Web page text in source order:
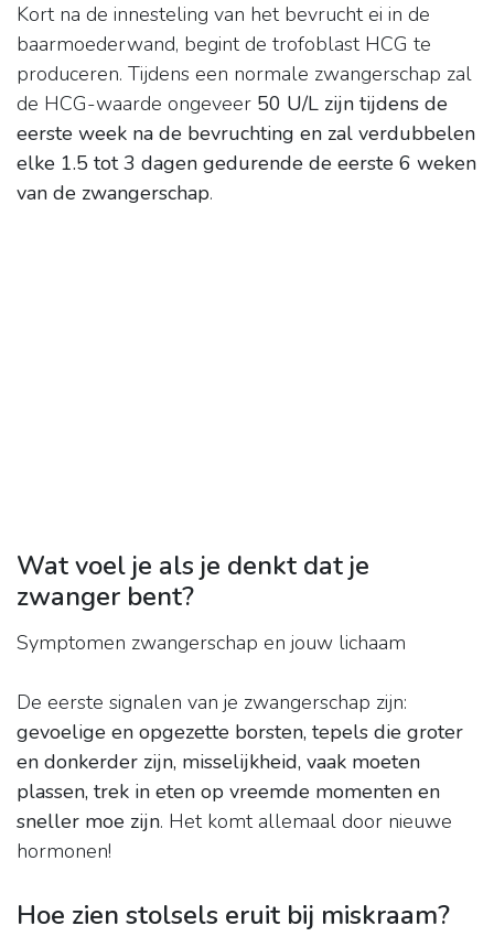
Kort na de innesteling van het bevrucht ei in de
baarmoederwand, begint de trofoblast HCG te
produceren. Tijdens een normale zwangerschap zal
de HCG-waarde ongeveer 50 U/L zijn tijdens de
eerste week na de bevruchting en zal verdubbelen
elke 1.5 tot 3 dagen gedurende de eerste 6 weken
van de zwangerschap.
Wat voel je als je denkt dat je
zwanger bent?
Symptomen zwangerschap en jouw lichaam
De eerste signalen van je zwangerschap zijn:
gevoelige en opgezette borsten, tepels die groter
en donkerder zijn, misselijkheid, vaak moeten
plassen, trek in eten op vreemde momenten en
sneller moe zijn. Het komt allemaal door nieuwe
hormonen!
Hoe zien stolsels eruit bij miskraam?